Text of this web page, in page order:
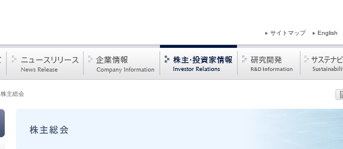
サイトマップ English
株主総会